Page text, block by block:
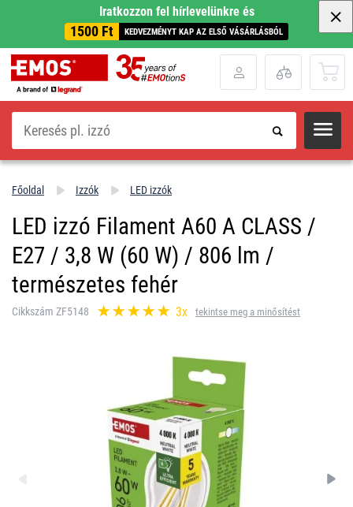
Iratkozzon fel hírlevelünkre és
1500 Ft KEDVEZMÉNYT KAP AZ ELSŐ VÁSÁRLÁSBÓL
Keresés
Főoldal Izzók LED izzók
LED izzó Filament A60 A CLASS /
E27 / 3,8 W (60 W) / 806 lm /
természetes fehér
Cikkszám ZF5148 3x tekintse meg a minősítést